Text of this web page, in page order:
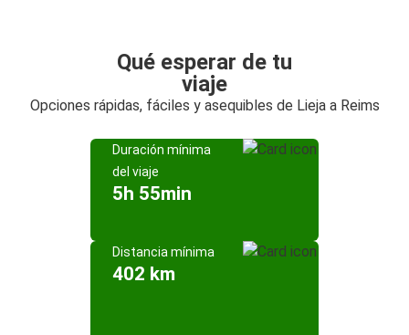
Qué esperar de tu
viaje
Opciones rápidas, fáciles y asequibles de Lieja a Reims
Duración mínima
del viaje
5h 55min
Distancia mínima
402 km